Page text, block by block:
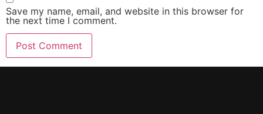
Save my name, email, and website in this browser for
the next time I comment.